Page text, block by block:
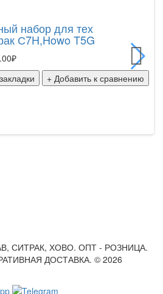
набор для тех
С7H,Howo T5G
+ Добавить к сравнению
СИТРАК, ХОВО. ОПТ - РОЗНИЦА.
ДОСТАВКА. © 2026